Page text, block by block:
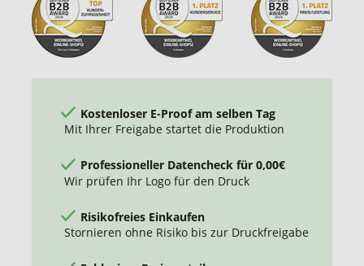
Kostenloser E-Proof am selben Tag
Mit Ihrer Freigabe startet die Produktion
Professioneller Datencheck für 0,00€
Wir prüfen Ihr Logo für den Druck
Risikofreies Einkaufen
Stornieren ohne Risiko bis zur Druckfreigabe